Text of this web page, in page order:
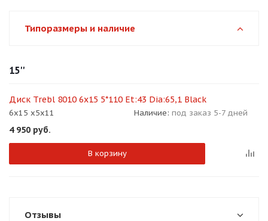
Типоразмеры и наличие
15''
Диск Trebl 8010 6x15 5*110 Et:43 Dia:65,1 Black
6x15 x5x11 Наличие: под заказ 5-7 дней
4 950 руб.
В корзину
Отзывы
недели
Остались вопросы?
plait.ru